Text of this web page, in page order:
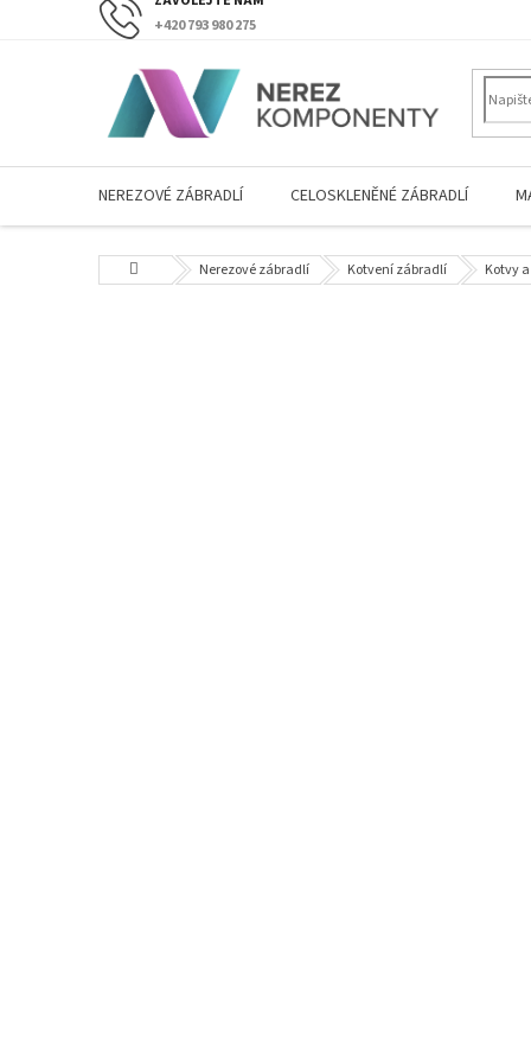
+420 793 980 275
NEREZOVÉ ZÁBRADLÍ CELOSKLENĚNÉ ZÁBRADLÍ
Domů Nerezové zábradlí Kotvení zábradlí Kotvy